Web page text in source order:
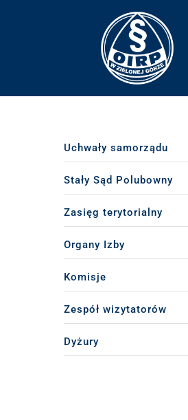
Uchwały samorządu
Stały Sąd Polubowny
Zasięg terytorialny
Organy Izby
Komisje
Zespół wizytatorów
Dyżury